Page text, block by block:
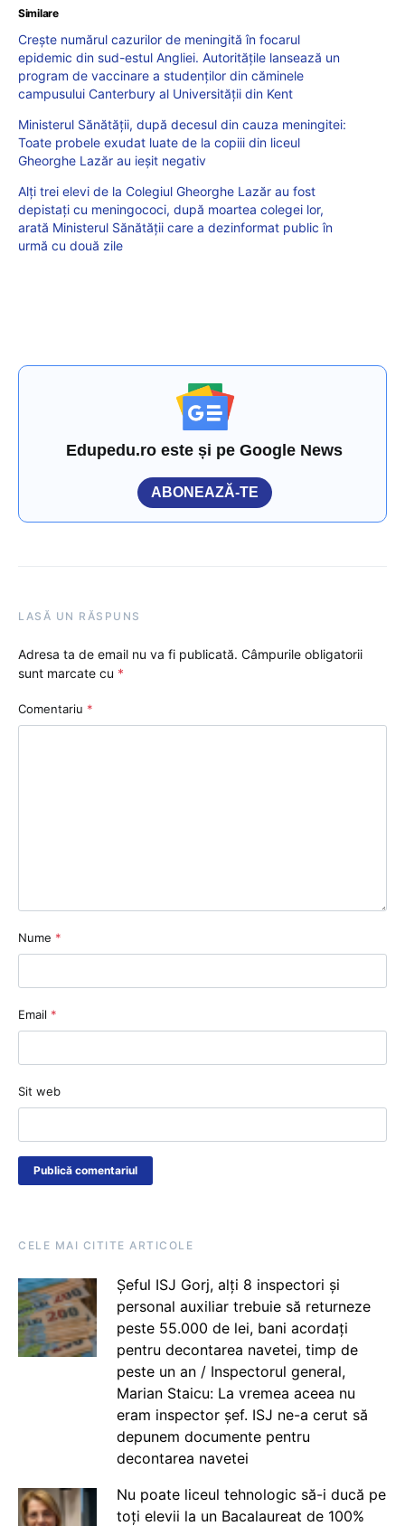
Similare
Creşte numărul cazurilor de meningită în focarul
epidemic din sud-estul Angliei. Autoritățile lansează un
program de vaccinare a studenţilor din căminele
campusului Canterbury al Universităţii din Kent
Ministerul Sănătății, după decesul din cauza meningitei:
Toate probele exudat luate de la copiii din liceul
Gheorghe Lazăr au ieșit negativ
Alți trei elevi de la Colegiul Gheorghe Lazăr au fost
depistați cu meningococi, după moartea colegei lor,
arată Ministerul Sănătății care a dezinformat public în
urmă cu două zile
Edupedu.ro este și pe Google News
ABONEAZĂ-TE
LASĂ UN RĂSPUNS
Adresa ta de email nu va fi publicată. Câmpurile obligatorii
sunt marcate cu *
Comentariu *
Nume *
Email *
Sit web
CELE MAI CITITE ARTICOLE
Șeful ISJ Gorj, alți 8 inspectori și
personal auxiliar trebuie să returneze
peste 55.000 de lei, bani acordați
pentru decontarea navetei, timp de
peste un an / Inspectorul general,
Marian Staicu: La vremea aceea nu
eram inspector șef. ISJ ne-a cerut să
depunem documente pentru
decontarea navetei
Nu poate liceul tehnologic să-i ducă pe
toți elevii la un Bacalaureat de 100%